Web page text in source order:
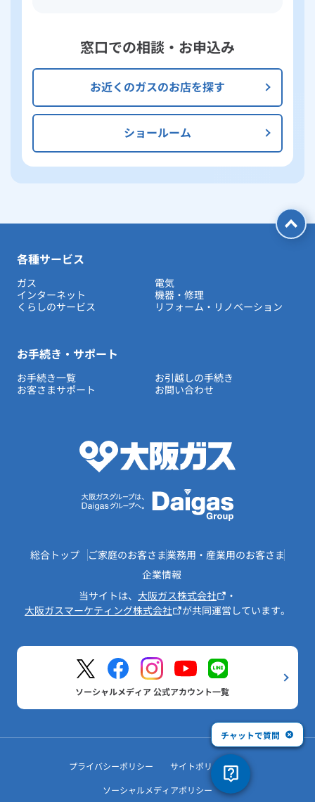
窓口での相談・お申込み
お近くのガスのお店を探す
ショールーム
各種サービス
ガス
電気
インターネット
機器・修理
くらしのサービス
リフォーム・リノベーション
お手続き・サポート
お手続き一覧
お引越しの手続き
お客さまサポート
お問い合わせ
総合トップ ご家庭のお客さま業務用・産業用のお客さま
企業情報
当サイトは、 大阪ガス株式会社
・
大阪ガスマーケティング株式会社
が共同運営しています。
ソーシャルメディア 公式アカウント一覧
プライバシーポリシー
サイトポリシー
ソーシャルメディアポリシー
チャットで質問